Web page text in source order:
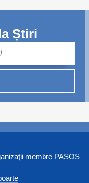
Știri
membre PASOS